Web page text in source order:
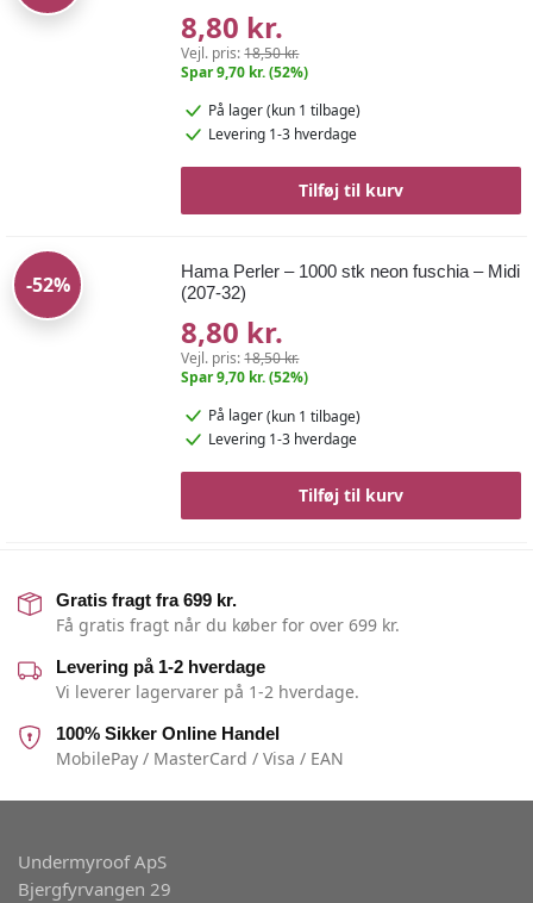
8,80 kr.
Vejl. pris:18,50 kr.
Spar 9,70 kr. (52%)
På lager(kun 1 tilbage)
Levering 1-3 hverdage
Tilføj til kurv
-52%
Hama Perler – 1000 stk neon fuschia – Midi
(207-32)
8,80 kr.
Vejl. pris:18,50 kr.
Spar 9,70 kr. (52%)
På lager(kun 1 tilbage)
Levering 1-3 hverdage
Tilføj til kurv
Gratis fragt fra 699 kr.
Få gratis fragt når du køber for over 699 kr.
Levering på 1-2 hverdage
Vi leverer lagervarer på 1-2 hverdage.
100% Sikker Online Handel
MobilePay / MasterCard / Visa / EAN
Undermyroof ApS
Bjergfyrvangen 29